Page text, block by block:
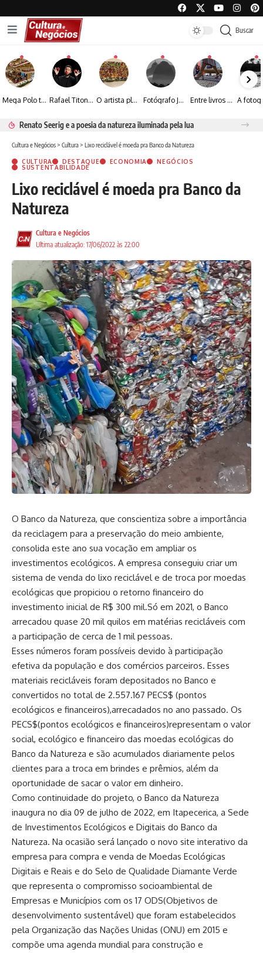
Buscar
Mega Polo transforma lançamento de coleção em plataforma nacional de negócios e projeta crescimento de mais de 15% Rafael Titonelly leva magia e acolhimento a crianças em tratamento oncológico em Juiz de Fora O artista plástico Jorge Luiz transforma sustentabilidade e criatividade em arte contemporânea Fotógrafo José Roberto apresenta um olhar sensível sobre arquitetura, formas e luz na fotografia Entre livros e fotografia autoral, Sebastião Reis consolida uma trajetória marcada pelo olhar artístico
Renato Seerig e a poesia da natureza iluminada pela lua
Cultura e Negócios> Cultura> Lixo reciclável é moeda pra Banco da Natureza
CULTURA DESTAQUE ECONOMIA
NEGÓCIOS
SUSTENTABILIDADE
Lixo reciclável é moeda pra Banco da
Natureza
Ultima atualização: 17/06/2022 às 22:00
Cultura e Negócios
O Banco da Natureza, que conscientiza sobre a importância
da reciclagem para a preservação do meio ambiente,
consolida este ano sua vocação em ampliar os
investimentos ecológicos. A empresa conseguiu criar um
sistema de venda do lixo reciclável e de troca por moedas
ecológicas que propiciou o retorno financeiro do
investimento inicial de R$ 300 mil.Só em 2021, o Banco
arrecadou quase 20 mil quilos em matérias recicláveis com
a participação de cerca de 1 mil pessoas.
Esses números foram possíveis devido à participação
efetiva da população e dos comércios parceiros. Esses
materiais recicláveis foram depositados no Banco e
convertidos no total de 2.557.167 PECS$ (pontos
ecológicos e financeiros),arrecadados no ano passado. Os
PECS$(pontos ecológicos e financeiros)representam o valor
social, ecológico e financeiro das moedas ecológicas do
Banco da Natureza e são acumulados diariamente pelos
clientes para a troca em brindes e prêmios, além da
oportunidade de sacar o valor em dinheiro.
Como continuidade do projeto, o Banco da Natureza
inaugura no dia 09 de julho de 2022, em Itapecerica, a Sede
de Investimentos Ecológicos e Digitais do Banco da
Natureza. Na ocasião será lançado o novo site interativo da
empresa para compra e venda de Moedas Ecológicas
Digitais e Reais e do Selo de Qualidade Diamante Verde
que representa o compromisso socioambiental de
Empresas e Municípios com os 17 ODS(Objetivos de
desenvolvimento sustentável) que foram estabelecidos
pela Organização das Nações Unidas (ONU) em 2015 e
compõe uma agenda mundial para construção e